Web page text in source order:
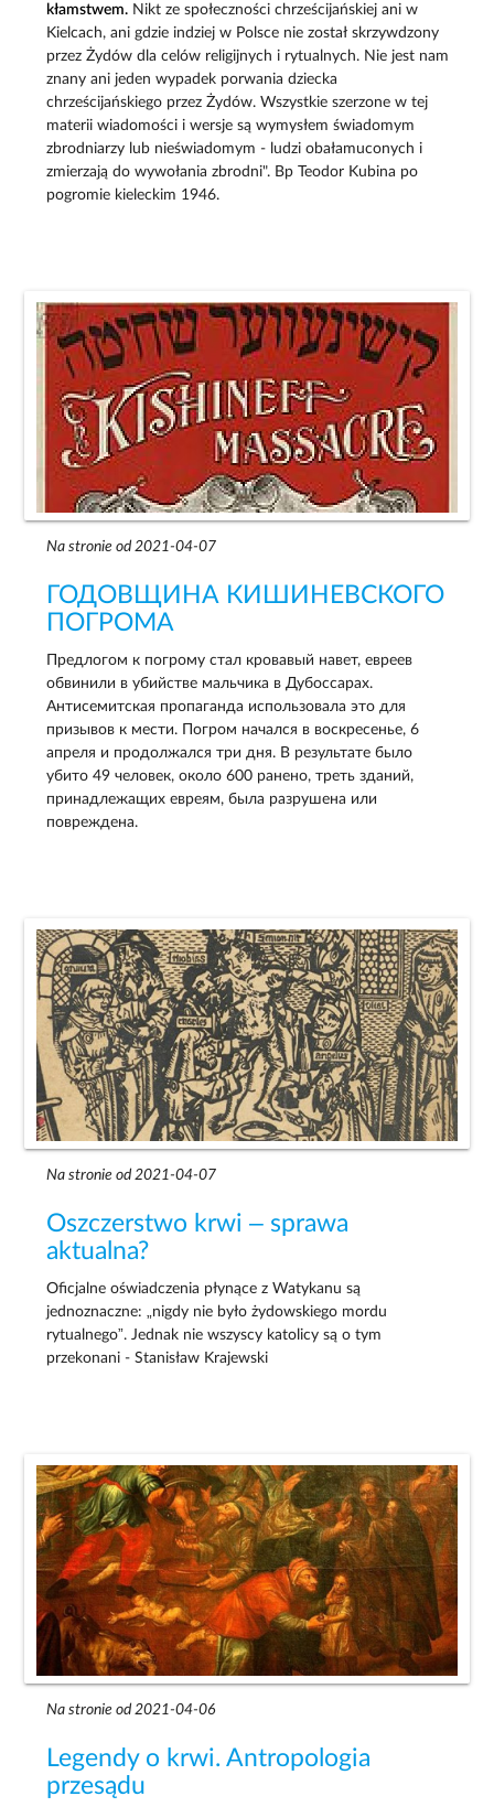
kłamstwem. Nikt ze społeczności chrześcijańskiej ani w
Kielcach, ani gdzie indziej w Polsce nie został skrzywdzony
przez Żydów dla celów religijnych i rytualnych. Nie jest nam
znany ani jeden wypadek porwania dziecka
chrześcijańskiego przez Żydów. Wszystkie szerzone w tej
materii wiadomości i wersje są wymysłem świadomym
zbrodniarzy lub nieświadomym - ludzi obałamuconych i
zmierzają do wywołania zbrodni". Bp Teodor Kubina po
pogromie kieleckim 1946.
Na stronie od 2021-04-07
ГОДОВЩИНА КИШИНЕВСКОГО
ПОГРОМА
Предлогом к погрому стал кровавый навет, евреев
обвинили в убийстве мальчика в Дубоссарах.
Антисемитская пропаганда использовала это для
призывов к мести. Погром начался в воскресенье, 6
апреля и продолжался три дня. В результате было
убито 49 человек, около 600 ранено, треть зданий,
принадлежащих евреям, была разрушена или
повреждена.
Na stronie od 2021-04-07
Oszczerstwo krwi – sprawa
aktualna?
Oficjalne oświadczenia płynące z Watykanu są
jednoznaczne: „nigdy nie było żydowskiego mordu
rytualnego”. Jednak nie wszyscy katolicy są o tym
przekonani - Stanisław Krajewski
Na stronie od 2021-04-06
Legendy o krwi. Antropologia
przesądu